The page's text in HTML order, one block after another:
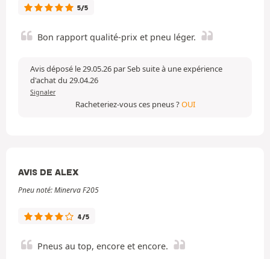
5/5
Bon rapport qualité-prix et pneu léger.
Avis déposé le 29.05.26 par Seb suite à une expérience
d'achat du 29.04.26
Signaler
Racheteriez-vous ces pneus ?OUI
AVIS DE ALEX
Pneu noté: Minerva F205
4/5
Pneus au top, encore et encore.